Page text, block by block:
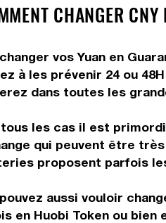
CHANGER
vos Yuan en
à les prévenir 24 ou
dans toutes les
tous les cas il est
qui peuvent être
proposent parfois
aussi vouloir
en Huobi Token ou